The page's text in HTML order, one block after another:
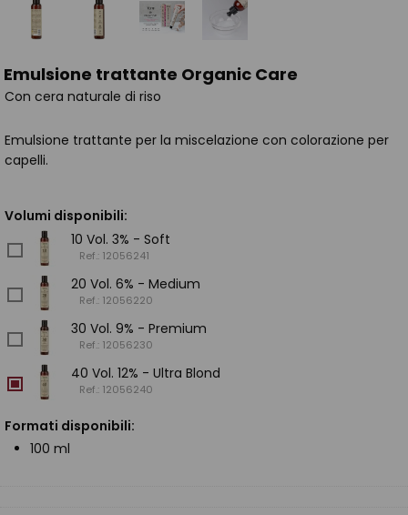
Emulsione trattante Organic Care
Con cera naturale di riso
Emulsione trattante per la miscelazione con colorazione per
capelli.
Volumi disponibili:
10 Vol. 3% - Soft
Ref.: 12056241
20 Vol. 6% - Medium
Ref.: 12056220
30 Vol. 9% - Premium
Ref.: 12056230
40 Vol. 12% - Ultra Blond
Ref.: 12056240
Formati disponibili:
100 ml